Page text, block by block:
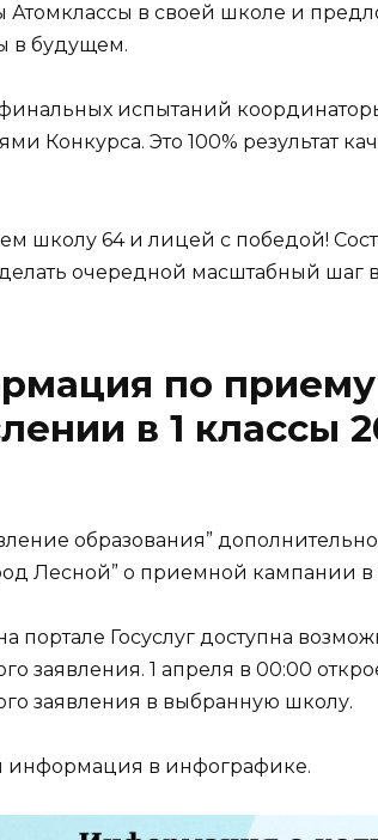
Атомклассы в своей школе и
в будущем.
испытаний
Конкурса. Это 100% результат
школу 64 и лицей с победой!
очередной масштабный шаг
по приему
в 1 классы
образования”
Лесной” о приемной кампании в
портале Госуслуг доступна
заявления. 1 апреля в 00:00
заявления в выбранную школу.
информация в инфографике.